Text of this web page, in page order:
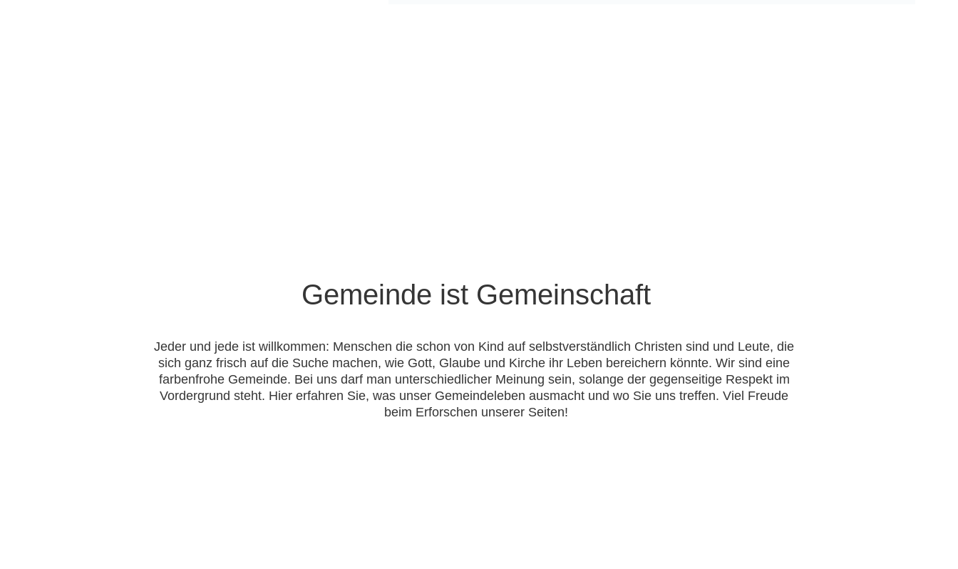
Gemeinde ist Gemeinschaft
Jeder und jede ist willkommen: Menschen die schon von Kind auf selbstverständlich Christen sind und Leute, die
sich ganz frisch auf die Suche machen, wie Gott, Glaube und Kirche ihr Leben bereichern könnte. Wir sind eine
farbenfrohe Gemeinde. Bei uns darf man unterschiedlicher Meinung sein, solange der gegenseitige Respekt im
Vordergrund steht. Hier erfahren Sie, was unser Gemeindeleben ausmacht und wo Sie uns treffen. Viel Freude
beim Erforschen unserer Seiten!